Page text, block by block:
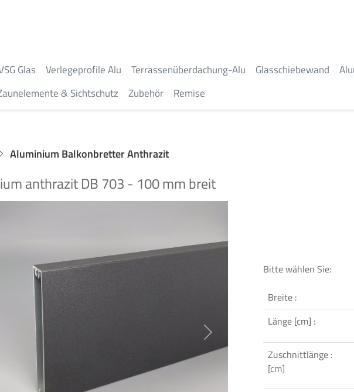
Glas Verlegeprofile Alu Terrassenüberdachung-Alu Glasschiebewand
& Sichtschutz Zubehör Remise
Aluminium Balkonbretter Anthrazit
anthrazit DB 703 - 100 mm breit
Next
Bitte wählen Sie:
Breite :
Länge [cm] :
Zuschnittlänge :
[cm]